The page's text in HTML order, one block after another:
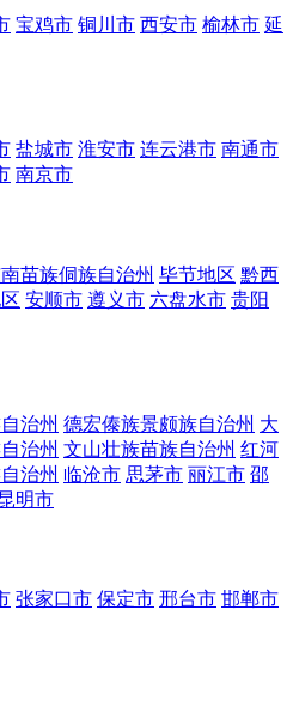
宝鸡市 铜川市 西安市 榆林市 延
盐城市 淮安市 连云港市 南通市
南京市
苗族侗族自治州 毕节地区 黔西
安顺市 遵义市 六盘水市 贵阳
治州 德宏傣族景颇族自治州 大
治州 文山壮族苗族自治州 红河
治州 临沧市 思茅市 丽江市 邵
明市
张家口市 保定市 邢台市 邯郸市